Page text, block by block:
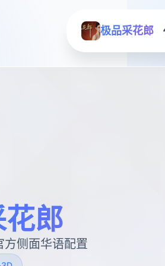
极品采花郎
郎
方侧面华语配置